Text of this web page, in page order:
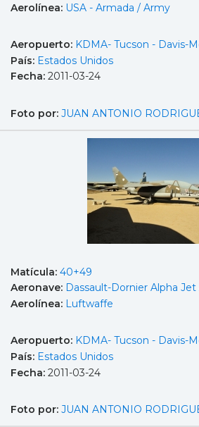
Aerolínea: USA - Armada / Army
Aeropuerto: KDMA- Tucson - Davis-
País: Estados Unidos
Fecha: 2011-03-24
Foto por: JUAN ANTONIO
Matícula: 40+49
Aeronave: Dassault-Dornier Alpha Jet
Aerolínea: Luftwaffe
Aeropuerto: KDMA- Tucson - Davis-
País: Estados Unidos
Fecha: 2011-03-24
Foto por: JUAN ANTONIO